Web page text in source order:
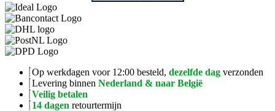
Op werkdagen voor 12:00 besteld, dezelfde dag verzonden
Levering binnen Nederland & naar België
Veilig betalen
14 dagen retourtermijn